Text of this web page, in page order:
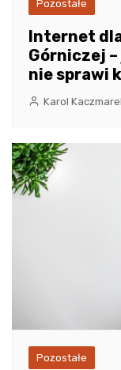
Pozostałe
Internet
Górniczej
nie sprawi
Karol
Pozostałe